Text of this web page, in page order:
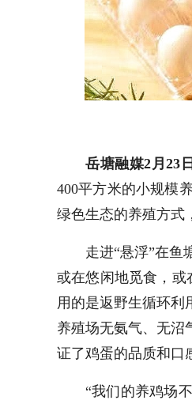
岳塘融媒2月23日
400平方米的小规模
绿色生态的养殖方式
走进“悬浮”在鱼
或在悠闲地觅食，或
用的是返野生循环利
养殖场无氨气、无沼
证了鸡蛋的品质和口
“我们的养鸡场